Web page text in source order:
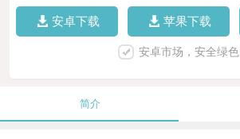
安卓下载 苹果下载
安卓市场，安全绿色
简介